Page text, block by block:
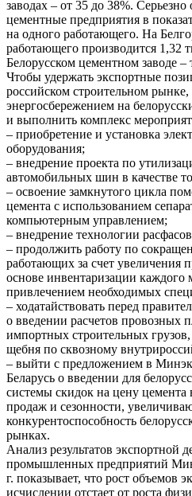
заводах – от 35 до 38%.
цементные предприятия в
на одного работающего. На
работающего производится 1,32
Белорусском цементном заводе –
Чтобы удержать экспортные
российском строительном
энергосбережением на
и выполнить комплекс
– приобретение и установка
оборудования;
– внедрение проекта по
автомобильных шин в качестве
– освоение замкнутого цикла
цемента с использованием
компьютерным управлением;
– внедрение технологии
– продолжить работу по
работающих за счет увеличения
основе инвентаризации каждого
привлечением необходимых
– ходатайствовать перед
о введении расчетов провозных
импортных строительных
щебня по сквозному
– выйти с предложением в
Беларусь о введении для
системы скидок на цену цемента
продаж и сезонности,
конкурентоспособность
рынках.
Анализ результатов экспортной
промышленных предприятий
г. показывает, что рост объемов
исчислении отстает от роста